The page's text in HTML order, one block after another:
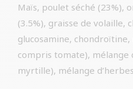
Maïs, poulet séché (23%),
(3.5%), graisse de volaille,
glucosamine,
compris tomate), mélange
myrtille), mélange